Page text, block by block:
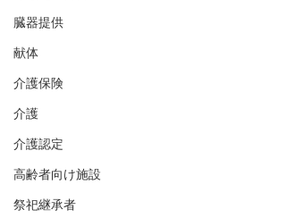
臓器提供
献体
介護保険
介護
介護認定
高齢者向け施設
祭祀継承者